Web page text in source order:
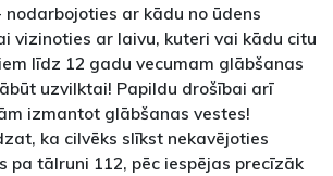
ar kādu no ūdens
vizinoties ar laivu, kuteri vai kādu citu
līdz 12 gadu vecumam glābšanas
uzvilktai! Papildu drošībai arī
izmantot glābšanas vestes!
ka cilvēks slīkst nekavējoties
pa tālruni 112, pēc iespējas precīzāk